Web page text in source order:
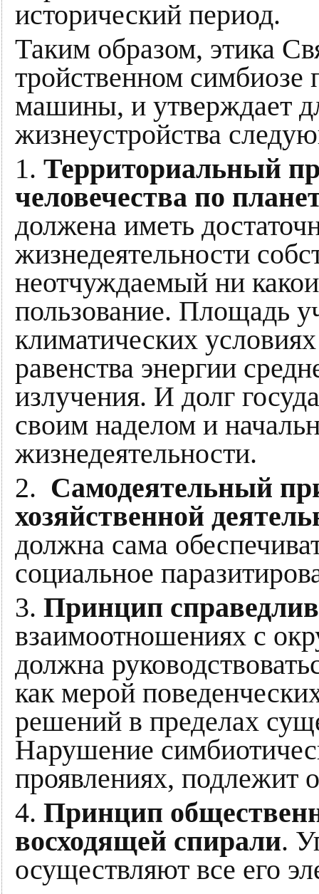
исторический период.
Таким образом, этика
тройственном симбиозе
машины, и утверждает
жизнеустройства
1. Территориальный
человечества по
должена иметь
жизнедеятельности
неотчуждаемый ни
пользование. Площадь
климатических
равенства энергии
излучения. И долг
своим наделом и
жизнедеятельности.
2. Самодеятельный
хозяйственной
должна сама
социальное
3. Принцип
взаимоотношениях с
должна
как мерой
решений в пределах
Нарушение
проявлениях,
4. Принцип
восходящей спирали.
осуществляют все его